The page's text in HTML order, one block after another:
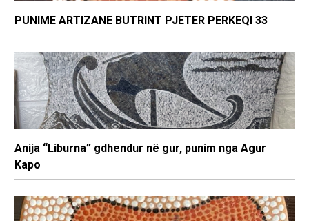
PUNIME ARTIZANE BUTRINT PJETER PERKEQI 33
Anija “Liburna” gdhendur në gur, punim nga Agur
Kapo